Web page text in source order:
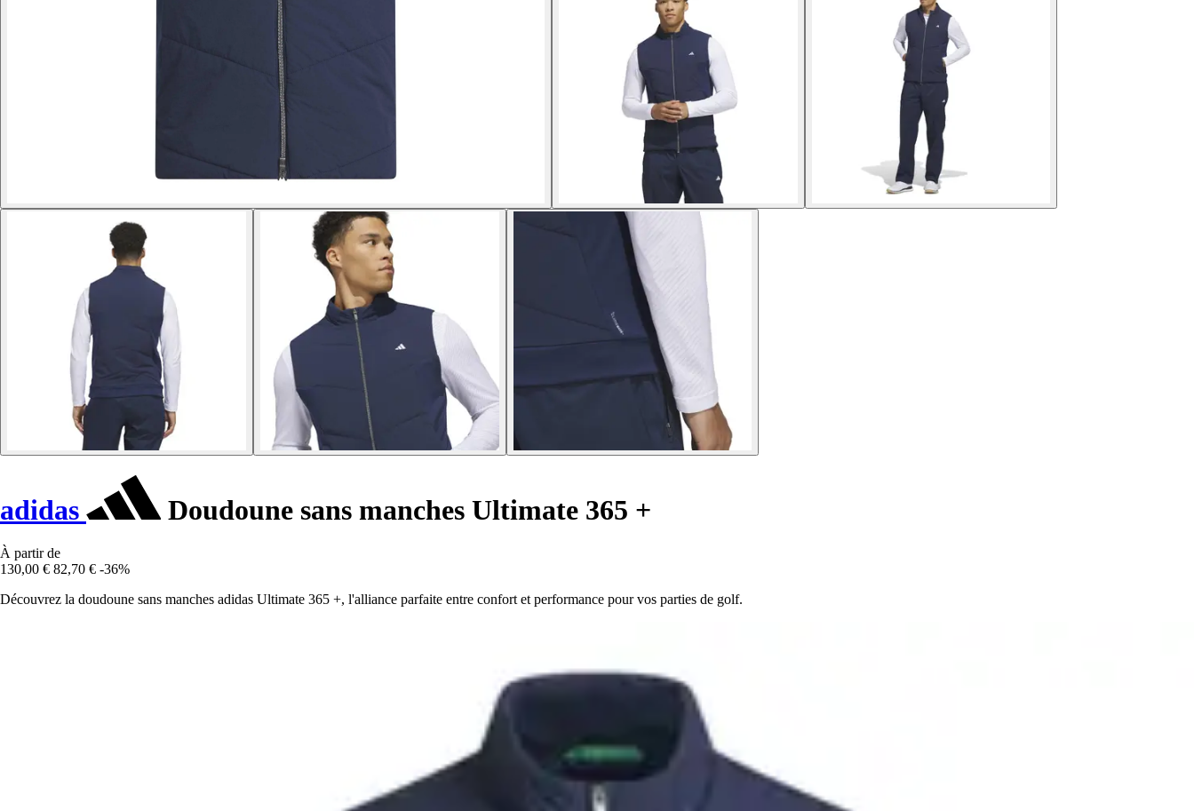
adidas Doudoune sans manches Ultimate 365 +
À partir de
130,00 € 82,70 € -36%
Découvrez la doudoune sans manches adidas Ultimate 365 +, l'alliance parfaite entre confort et performance pour vos parties de golf.